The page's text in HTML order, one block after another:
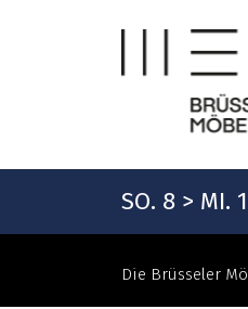
SO. 8 > MI.
Die Brüsseler